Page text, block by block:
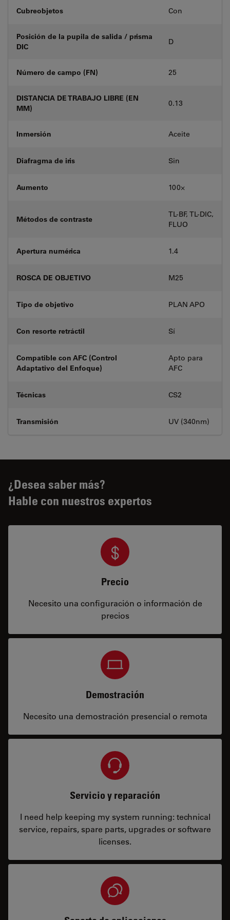
Cubreobjetos Con
Posición de la pupila de salida / prisma
DIC
D
Número de campo (FN) 25
DISTANCIA DE TRABAJO LIBRE (EN
MM)
0.13
Inmersión Aceite
Diafragma de iris Sin
Aumento 100⨉
Métodos de contraste
TL-BF, TL-DIC,
FLUO
Apertura numérica 1.4
ROSCA DE OBJETIVO M25
Tipo de objetivo PLAN APO
Con resorte retráctil Sí
Compatible con AFC (Control
Adaptativo del Enfoque)
Apto para
AFC
Técnicas CS2
Transmisión UV (340nm)
¿Desea saber más?
Hable con nuestros expertos
Precio
Necesito una configuración o información de
precios
Demostración
Necesito una demostración presencial o remota
Servicio y reparación
I need help keeping my system running: technical
service, repairs, spare parts, upgrades or software
licenses.